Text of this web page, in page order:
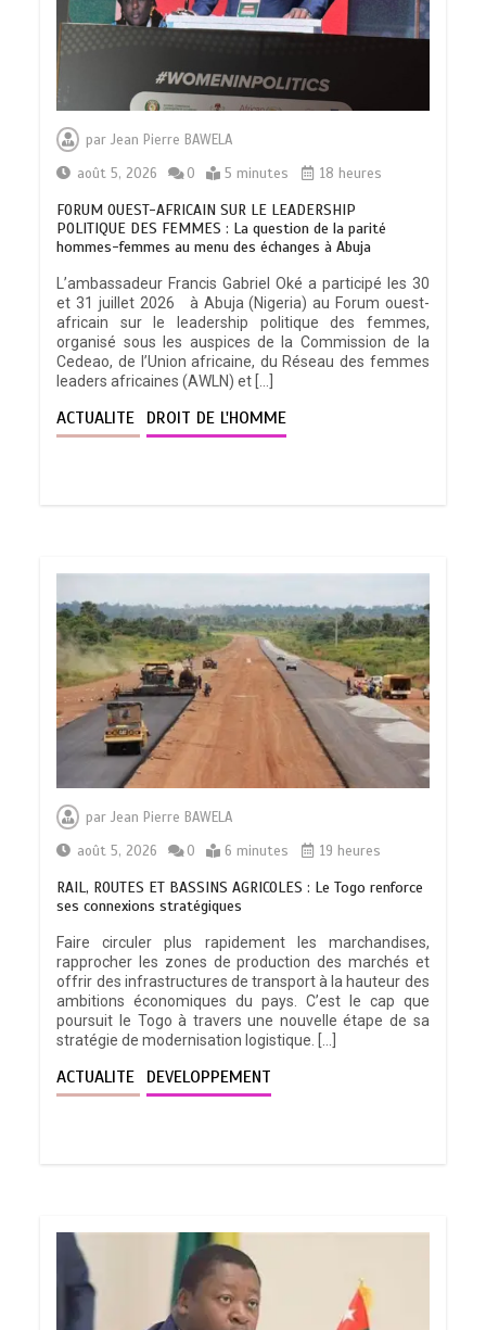
parJean Pierre BAWELA
août 5, 2026
0 5 minutes 18 heures
FORUM OUEST-AFRICAIN SUR LE LEADERSHIP
POLITIQUE DES FEMMES : La question de la parité
hommes-femmes au menu des échanges à Abuja
L’ambassadeur Francis Gabriel Oké a participé les 30
et 31 juillet 2026 à Abuja (Nigeria) au Forum ouest-
africain sur le leadership politique des femmes,
organisé sous les auspices de la Commission de la
Cedeao, de l’Union africaine, du Réseau des femmes
leaders africaines (AWLN) et […]
ACTUALITE DROIT DE L'HOMME
parJean Pierre BAWELA
août 5, 2026
0 6 minutes 19 heures
RAIL, ROUTES ET BASSINS AGRICOLES : Le Togo renforce
ses connexions stratégiques
Faire circuler plus rapidement les marchandises,
rapprocher les zones de production des marchés et
offrir des infrastructures de transport à la hauteur des
ambitions économiques du pays. C’est le cap que
poursuit le Togo à travers une nouvelle étape de sa
stratégie de modernisation logistique. […]
ACTUALITE DEVELOPPEMENT